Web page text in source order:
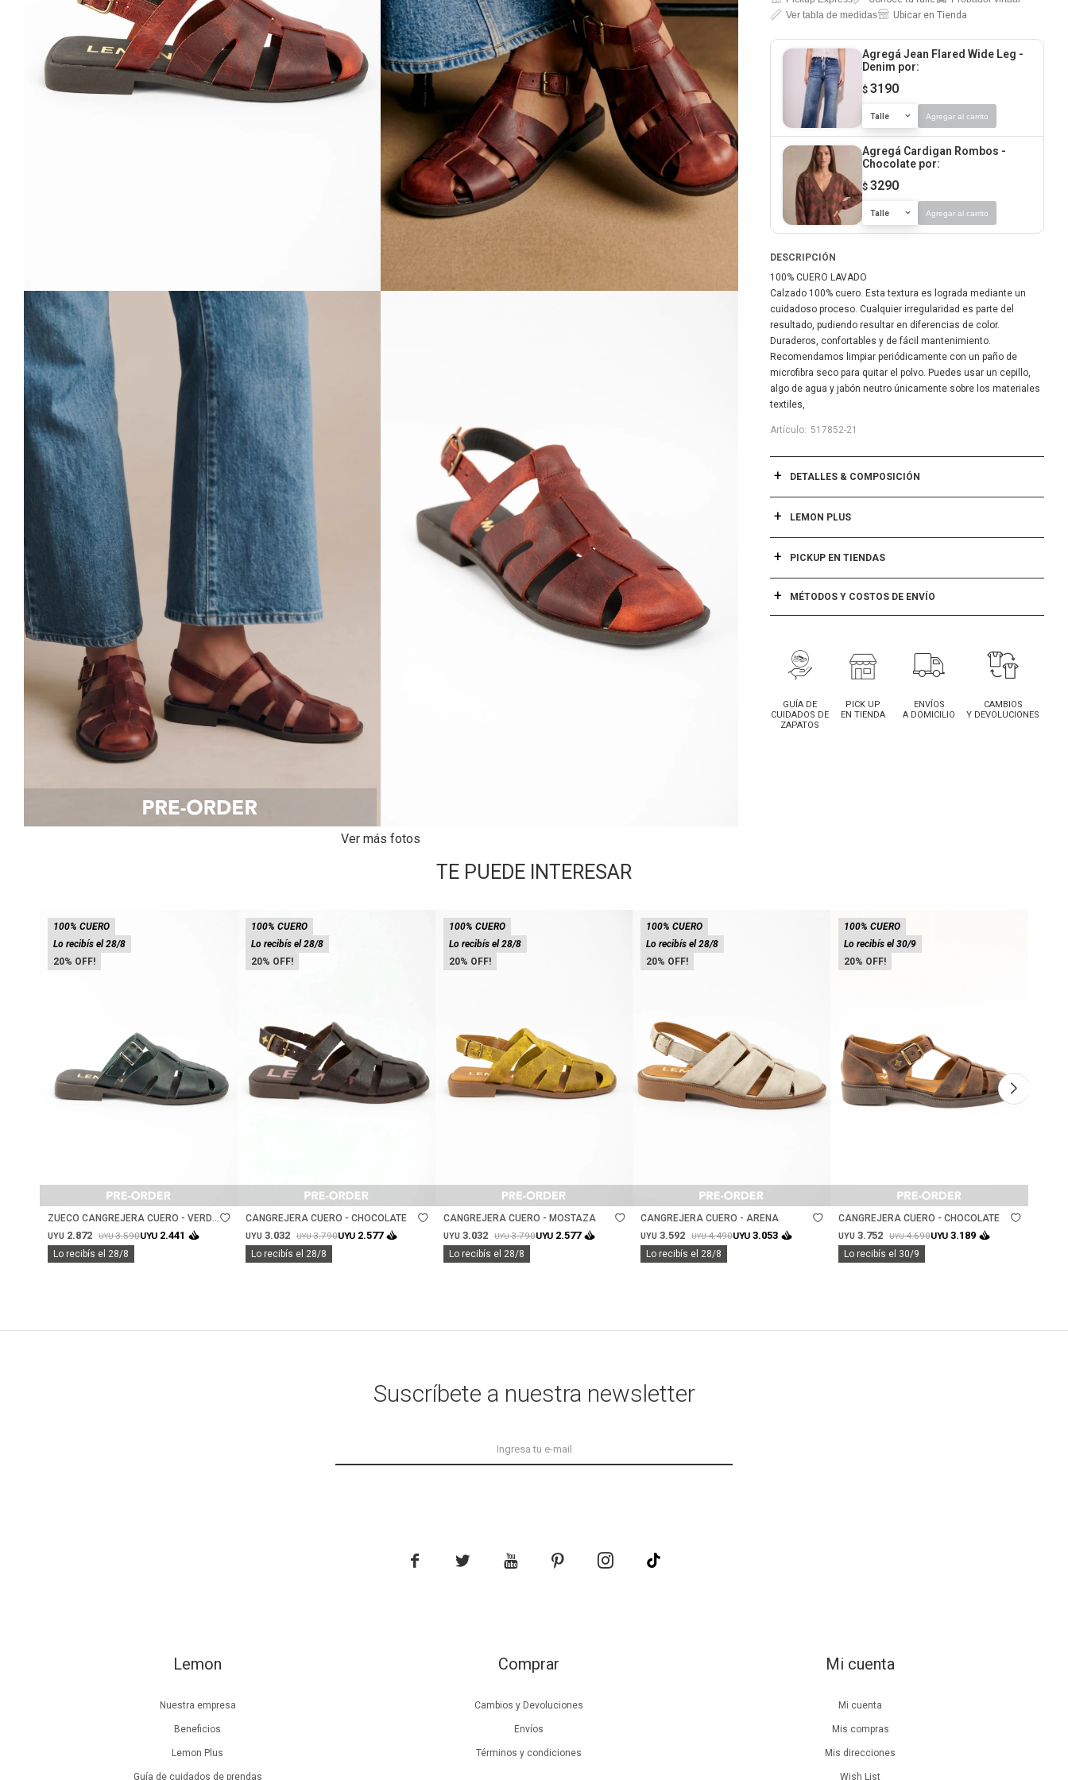
Ver más fotos
Ver tabla de medidas
Ubicar en Tienda
Agregá Jean Flared Wide Leg -
Denim por:
$ 3190
Talle Agregar al carrito
Agregá Cardigan Rombos -
Chocolate por:
$ 3290
Talle Agregar al carrito
DESCRIPCIÓN
100% CUERO LAVADO
Calzado 100% cuero. Esta textura es lograda mediante un
cuidadoso proceso. Cualquier irregularidad es parte del
resultado, pudiendo resultar en diferencias de color.
Duraderos, confortables y de fácil mantenimiento.
Recomendamos limpiar periódicamente con un paño de
microfibra seco para quitar el polvo. Puedes usar un cepillo,
algo de agua y jabón neutro únicamente sobre los materiales
textiles,
517852-21
DETALLES & COMPOSICIÓN
LEMON PLUS
PICKUP EN TIENDAS
MÉTODOS Y COSTOS DE ENVÍO
GUÍA DE
CUIDADOS DE
ZAPATOS
PICK UP
EN TIENDA
ENVÍOS
A DOMICILIO
CAMBIOS
Y DEVOLUCIONES
TE PUEDE INTERESAR
20
100% CUERO
Lo recibís el 28/8
Talle
ZUECO CANGREJERA CUERO - VERDE
MUSGO
UYU 2.872 UYU3.590UYU 2.441
Lo recibís el 28/8
20
100% CUERO
Lo recibís el 28/8
Talle
CANGREJERA CUERO - CHOCOLATE
UYU 3.032 UYU3.790UYU 2.577
Lo recibís el 28/8
20
100% CUERO
Lo recibís el 28/8
Talle
CANGREJERA CUERO - MOSTAZA
UYU 3.032 UYU3.790UYU 2.577
Lo recibís el 28/8
20
100% CUERO
Lo recibís el 28/8
Talle
CANGREJERA CUERO - ARENA
UYU 3.592 UYU4.490UYU 3.053
Lo recibís el 28/8
20
100% CUERO
Lo recibís el 30/9
Talle
CANGREJERA CUERO - CHOCOLATE
UYU 3.752 UYU4.690UYU 3.189
Lo recibís el 30/9
Lemon
Nuestra empresa
Beneficios
Lemon Plus
Guía de cuidados de prendas
Comprar
Cambios y Devoluciones
Envíos
Términos y condiciones
Mi cuenta
Mi cuenta
Mis compras
Mis direcciones
Wish List
Suscríbete a nuestra newsletter
    